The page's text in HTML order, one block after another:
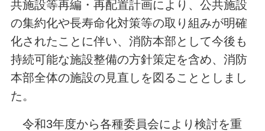
共施設等再編・再配置計画により、公共施設
の集約化や長寿命化対策等の取り組みが明確
化されたことに伴い、消防本部として今後も
持続可能な施設整備の方針策定を含め、消防
本部全体の施設の見直しを図ることとしまし
た。
令和3年度から各種委員会により検討を重